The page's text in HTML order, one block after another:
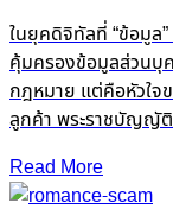
ในยุคดิจิทัลที่ “ข้อมู
คุ้มครองข้อมูลส่วนบุ
กฎหมาย แต่คือหัวใจข
ลูกค้า พระราชบัญญั
Read More